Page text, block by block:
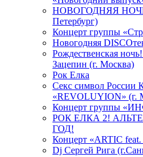
НОВОГОДНЯЯ НОЧЬ
Петербург)
Концерт группы
Новогодняя
Рождественская
Зацепин (г. Москва)
Рок Елка
Секс символ России
«REVOLUYION» (г.
Концерт группы
РОК ЕЛКА 2!
ГОД!
Концерт «ARTIC
Dj Сергей Рига